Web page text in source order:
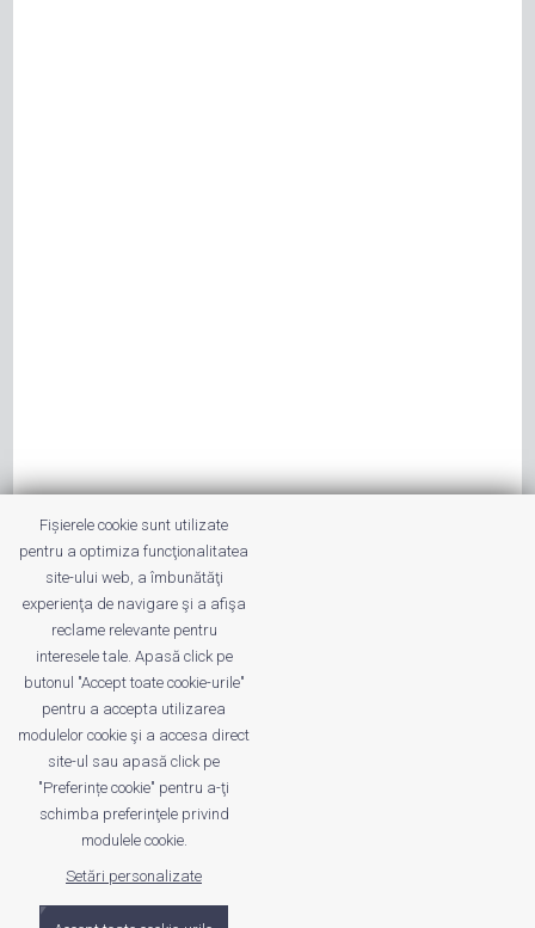
© 2011 - 2026 Valentin VĂLEANU. All Rights Reserved
Date trafic disponibile pe ROtrafic
Fișierele cookie sunt utilizate
pentru a optimiza funcţionalitatea
site-ului web, a îmbunătăţi
experienţa de navigare şi a afişa
reclame relevante pentru
interesele tale. Apasă click pe
butonul "Accept toate cookie-urile"
pentru a accepta utilizarea
modulelor cookie şi a accesa direct
site-ul sau apasă click pe
"Preferințe cookie" pentru a-ţi
schimba preferinţele privind
modulele cookie.
Setări personalizate